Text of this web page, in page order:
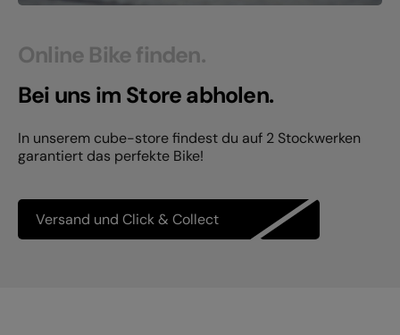
Online Bike finden.
Bei uns im Store abholen.
In unserem cube-store findest du auf 2 Stockwerken
garantiert das perfekte Bike!
Versand und Click & Collect